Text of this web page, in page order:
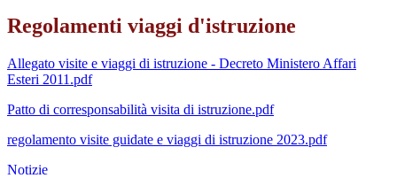
Regolamenti viaggi d'istruzione
Allegato visite e viaggi di istruzione - Decreto Ministero Affari
Esteri 2011.pdf
Patto di corresponsabilità visita di istruzione.pdf
regolamento visite guidate e viaggi di istruzione 2023.pdf
Notizie